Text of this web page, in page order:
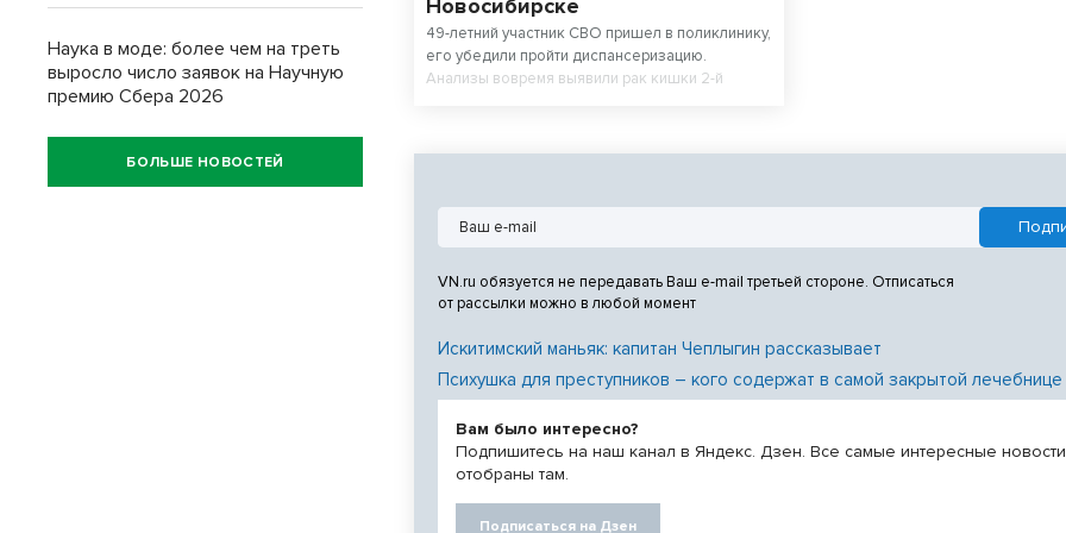
Новосибирске
49-летний участник СВО пришел в поликлинику,
его убедили пройти диспансеризацию.
Анализы вовремя выявили рак кишки 2-й
VN.ru обязуется не передавать Ваш e-mail третьей стороне. Отписаться
от рассылки можно в любой момент
Искитимский маньяк: капитан Чеплыгин рассказывает
Психушка для преступников – кого содержат в самой закрытой
Вам было интересно?
Подпишитесь на наш канал в Яндекс. Дзен. Все самые интересные новости
отобраны там.
Подписаться на Дзен
Наука в моде: более чем на треть
выросло число заявок на Научную
премию Сбера 2026
БОЛЬШЕ НОВОСТЕЙ